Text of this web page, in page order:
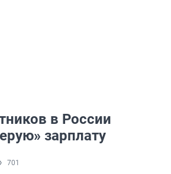
в России
зарплату
701